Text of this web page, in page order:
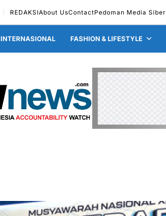
REDAKSIAbout UsContactPedoman Media Siber
INTERNASIONAL FASHION & LIFESTYLE